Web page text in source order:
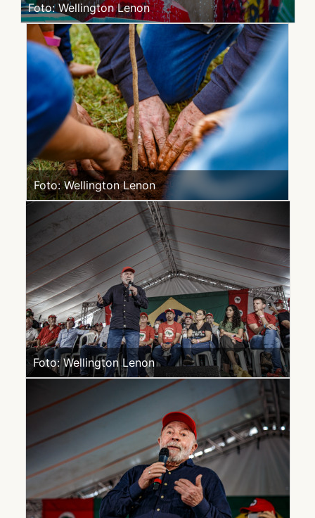
Foto: Wellington Lenon
Foto: Wellington Lenon
Foto: Wellington Lenon